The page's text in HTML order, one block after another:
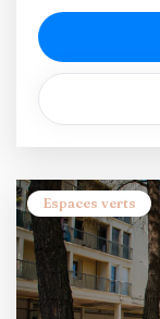
Espaces verts